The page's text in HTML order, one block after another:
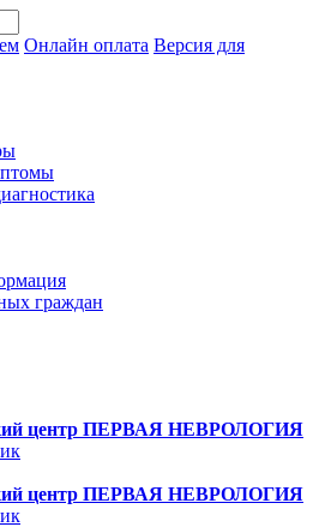
Онлайн оплата Версия для
граждан
центр ПЕРВАЯ НЕВРОЛОГИЯ
центр ПЕРВАЯ НЕВРОЛОГИЯ